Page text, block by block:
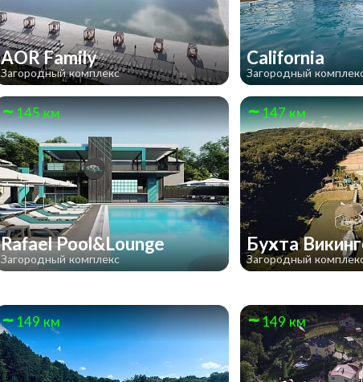
AOR Family
Загородный комплекс
California
Загородный
145 км
Rafael Pool&Lounge
Загородный комплекс
147 км
Бухта
Загородный
149 км 149 км